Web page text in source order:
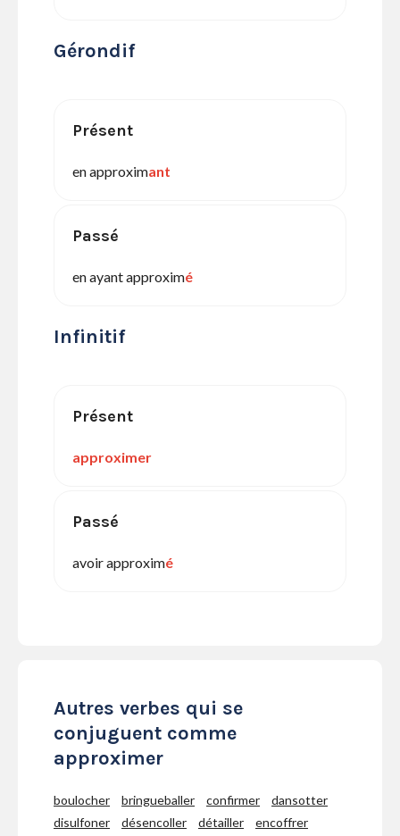
Gérondif
Présent
en approximant
Passé
en ayant approximé
Infinitif
Présent
approximer
Passé
avoir approximé
Autres verbes qui se
conjuguent comme
approximer
boulocher bringueballer confirmer
dansotter
disulfoner
désencoller détailler
encoffrer